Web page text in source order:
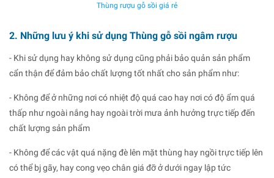
Thùng rượu gỗ sồi giá rẻ
2. Những lưu ý khi sử dụng Thùng gỗ sồi ngâm rượu
- Khi sử dụng hay không sử dụng cũng phải bảo quản sản phẩm
cẩn thận để đảm bảo chất lượng tốt nhất cho sản phẩm như:
- Không để ở những nơi có nhiệt độ quá cao hay nơi có độ ẩm quá
thấp như ngoài nắng hay ngoài trời mưa ảnh hưởng trực tiếp đến
chất lượng sản phẩm
- Không để các vật quá nặng đè lên mặt thùng hay ngồi trực tiếp lên
có thể bj gãy, hay cong vẹo chân giá đỡ ở dưới ngay lập tức